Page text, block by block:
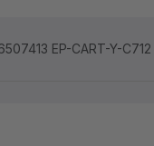
EP-CART-Y-